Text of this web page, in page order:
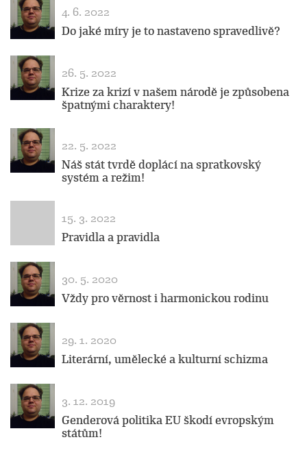
4. 6. 2022
Do jaké míry je to nastaveno spravedlivě?
26. 5. 2022
Krize za krizí v našem národě je způsobena
špatnými charaktery!
22. 5. 2022
Náš stát tvrdě doplácí na spratkovský
systém a režim!
15. 3. 2022
Pravidla a pravidla
30. 5. 2020
Vždy pro věrnost i harmonickou rodinu
29. 1. 2020
Literární, umělecké a kulturní schizma
3. 12. 2019
Genderová politika EU škodí evropským
státům!